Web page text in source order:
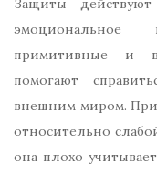
Защиты
примитивные и
помогают
внешним миром.
относительно
она плохо